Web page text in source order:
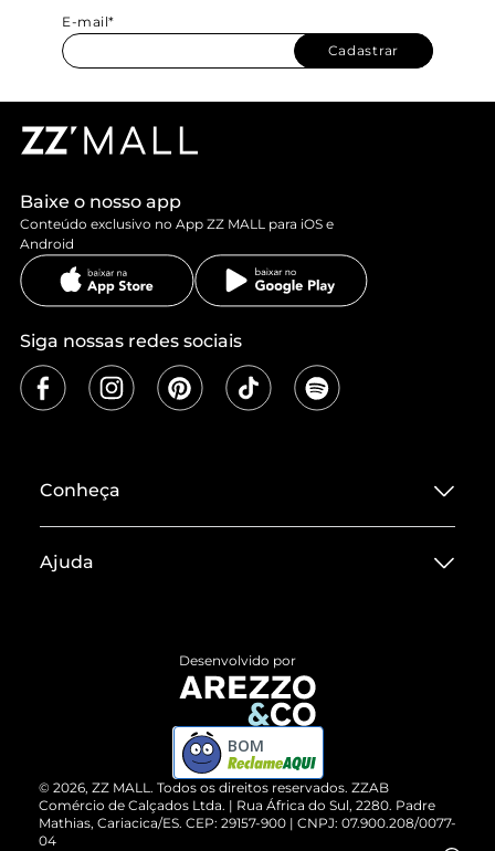
E-mail*
Cadastrar
Baixe o nosso app
Conteúdo exclusivo no App ZZ MALL para iOS e
Android
Siga nossas redes sociais
Conheça
Termos de Uso
ZZ MALL é confiável
Cartão Presente
Vendas Corporativas
Ajuda
Devolução do Produto
Compre pelo WhatsApp
© 2026, ZZ MALL. Todos os direitos reservados. ZZAB
Comércio de Calçados Ltda. | Rua África do Sul, 2280. Padre
Mathias, Cariacica/ES. CEP: 29157-900 | CNPJ: 07.900.208/0077-
04
Desenvolvido por
BOM